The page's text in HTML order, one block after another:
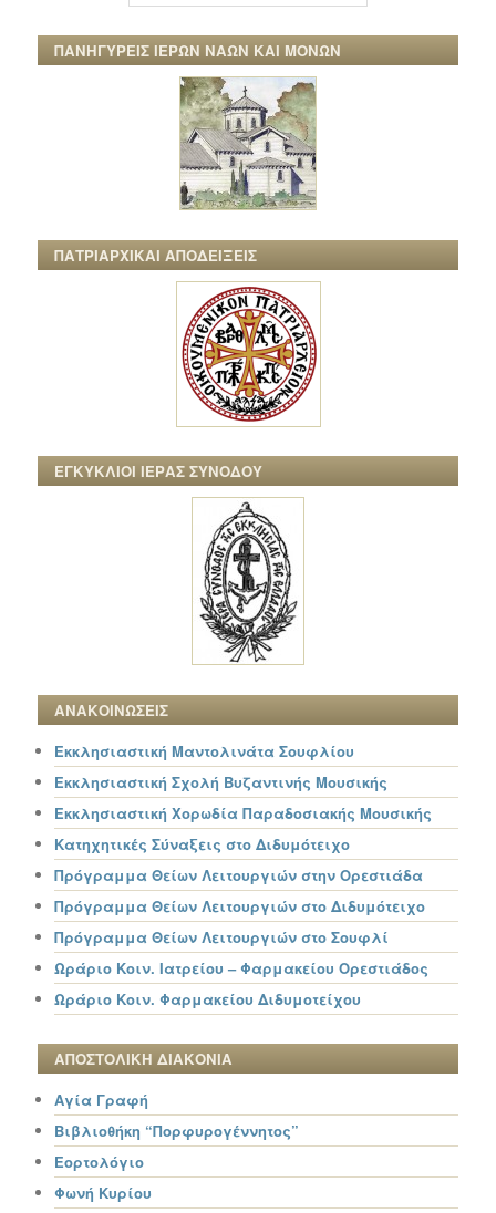
ΠΑΝΗΓΥΡΕΙΣ ΙΕΡΩΝ ΝΑΩΝ ΚΑΙ ΜΟΝΩΝ
ΠΑΤΡΙΑΡΧΙΚΑΙ ΑΠΟΔΕΙΞΕΙΣ
ΕΓΚΥΚΛΙΟΙ ΙΕΡΑΣ ΣΥΝΟΔΟΥ
ΑΝΑΚΟΙΝΩΣΕΙΣ
Εκκλησιαστική Μαντολινάτα Σουφλίου
Εκκλησιαστική Σχολή Βυζαντινής Μουσικής
Εκκλησιαστική Χορωδία Παραδοσιακής Μουσικής
Κατηχητικές Σύναξεις στο Διδυμότειχο
Πρόγραμμα Θείων Λειτουργιών στην Ορεστιάδα
Πρόγραμμα Θείων Λειτουργιών στο Διδυμότειχο
Πρόγραμμα Θείων Λειτουργιών στο Σουφλί
Ωράριο Κοιν. Ιατρείου – Φαρμακείου Ορεστιάδος
Ωράριο Κοιν. Φαρμακείου Διδυμοτείχου
ΑΠΟΣΤΟΛΙΚΗ ΔΙΑΚΟΝΙΑ
Αγία Γραφή
Βιβλιοθήκη “Πορφυρογέννητος”
Εορτολόγιο
Φωνή Κυρίου